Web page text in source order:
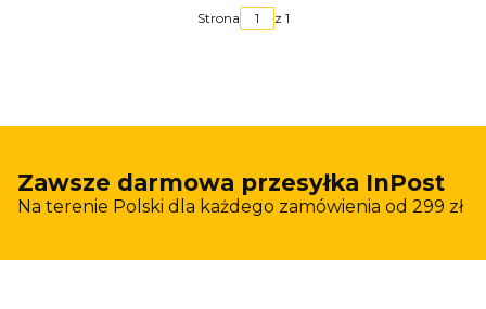
Strona z 1
Zawsze darmowa przesyłka InPost
Na terenie Polski dla każdego zamówienia od 299 zł